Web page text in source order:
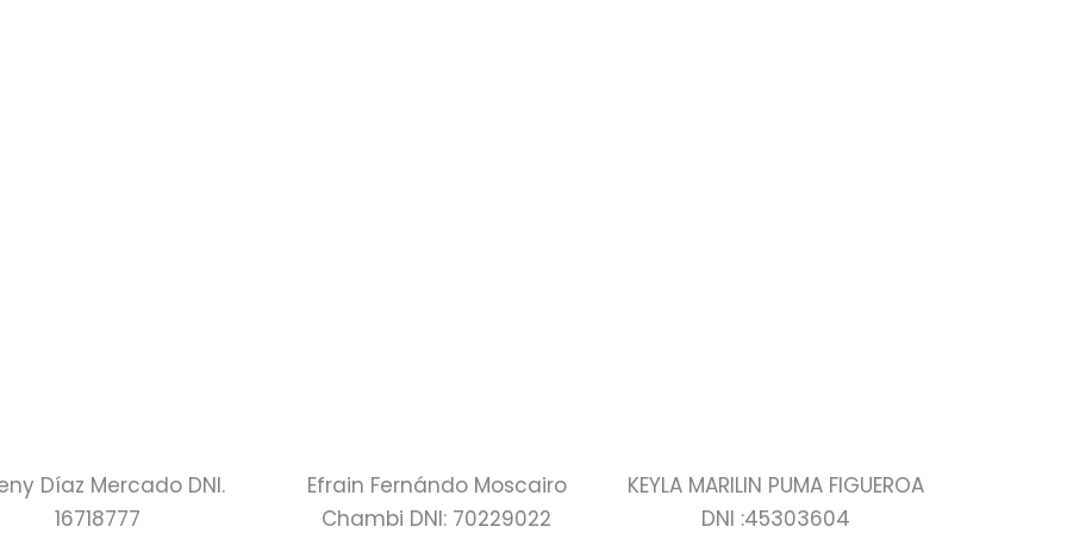
Díaz Mercado DNI.
16718777
Efrain Fernándo Moscairo
Chambi DNI: 70229022
KEYLA MARILIN PUMA FIGUEROA
DNI :45303604